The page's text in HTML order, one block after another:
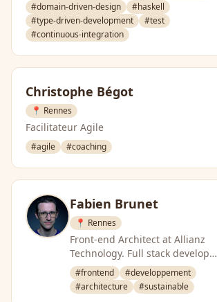
#domain-driven-design
#haskell
#type-driven-development
#test
#continuous-integration
Christophe Bégot
📍 Rennes
Facilitateur Agile
#agile #coaching
Fabien Brunet
📍 Rennes
Front-end Architect at Allianz
Technology. Full stack developer,
passionate about new
technologies, I have decided to
…
#frontend
#developpement
#architecture
#sustainable